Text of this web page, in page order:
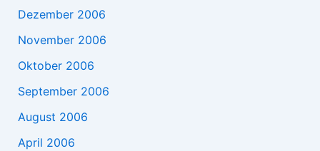
Dezember 2006
November 2006
Oktober 2006
September 2006
August 2006
April 2006